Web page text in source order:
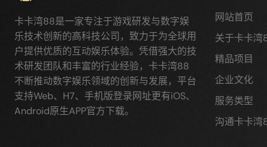
卡卡湾88是一家专注于游戏研发与数字娱
乐技术创新的高科技公司，致力于为全球用
户提供优质的互动娱乐体验。凭借强大的技
术研发团队和丰富的行业经验，卡卡湾88
不断推动数字娱乐领域的创新与发展，平台
支持Web、H7、手机版登录网址更有iOS、
Android原生APP官方下载。
网站首页
关于卡卡湾
精品项目
企业文化
服务类型
沟通卡卡湾